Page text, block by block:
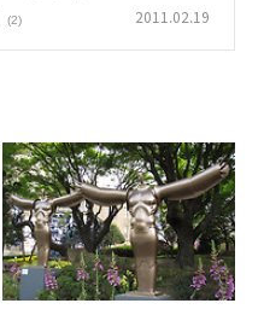
(2) 2011.02.19